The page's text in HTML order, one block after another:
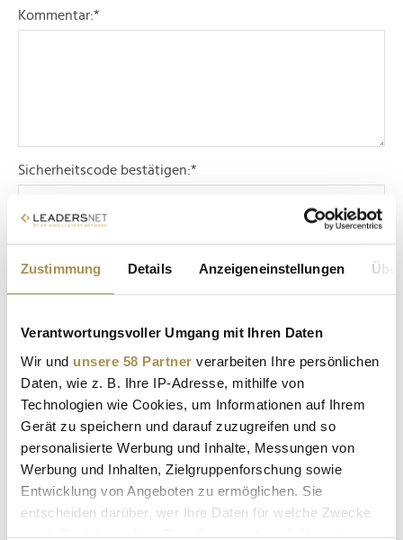
Zustimmung Details Anzeigeneinstellungen
Verantwortungsvoller Umgang mit Ihren Daten
Wir und unsere 58 Partner verarbeiten Ihre persönlichen
Daten, wie z. B. Ihre IP-Adresse, mithilfe von
Technologien wie Cookies, um Informationen auf Ihrem
Gerät zu speichern und darauf zuzugreifen und so
personalisierte Werbung und Inhalte, Messungen von
Werbung und Inhalten, Zielgruppenforschung sowie
Entwicklung von Angeboten zu ermöglichen. Sie
entscheiden darüber, wer Ihre Daten für welche Zwecke
Kommentar:*
Sicherheitscode bestätigen:*
* Pflichtfelder.
LEADERSNET.TV
LAUTSCHALTEN